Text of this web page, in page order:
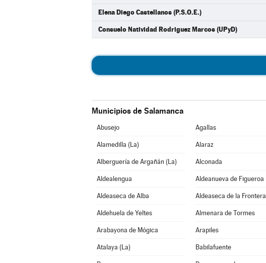
Elena Diego Castellanos (P.S.O.E.)
Consuelo Natividad Rodriguez Marcos (UPyD)
Municipios de Salamanca
Abusejo Agallas
Alamedilla (La) Alaraz
Alberguería de Argañán (La) Alconada
Aldealengua Aldeanueva de Figueroa
Aldeaseca de Alba Aldeaseca de la Frontera
Aldehuela de Yeltes Almenara de Tormes
Arabayona de Mógica Arapiles
Atalaya (La) Babilafuente